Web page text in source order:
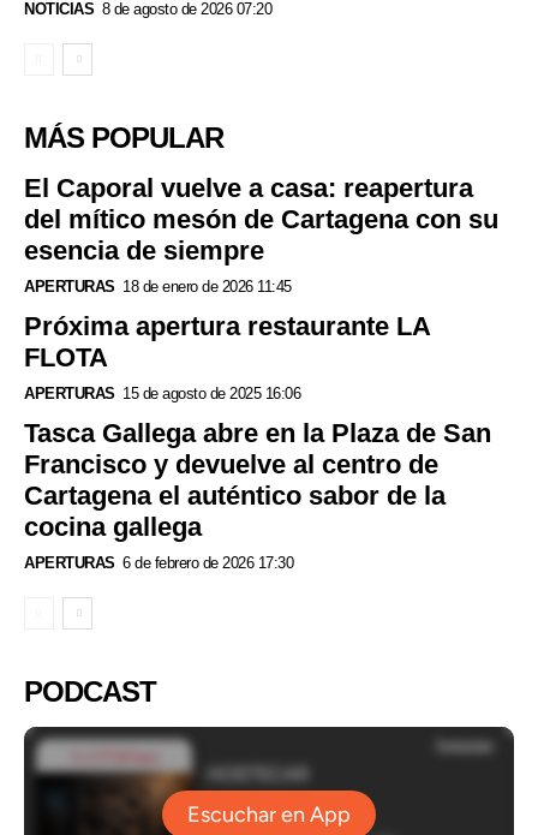
NOTICIAS 8 de agosto de 2026 07:20
MÁS POPULAR
El Caporal vuelve a casa: reapertura
del mítico mesón de Cartagena con su
esencia de siempre
APERTURAS 18 de enero de 2026 11:45
Próxima apertura restaurante LA
FLOTA
APERTURAS 15 de agosto de 2025 16:06
Tasca Gallega abre en la Plaza de San
Francisco y devuelve al centro de
Cartagena el auténtico sabor de la
cocina gallega
APERTURAS 6 de febrero de 2026 17:30
PODCAST